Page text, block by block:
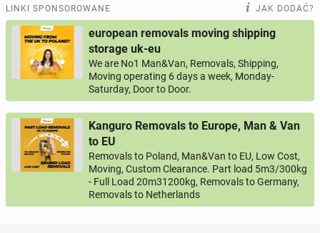
LINKI SPONSOROWANE JAK DODAĆ?
european removals moving shipping
storage uk-eu
We are No1 Man&Van, Removals, Shipping,
Moving operating 6 days a week, Monday-
Saturday, Door to Door.
Kanguro Removals to Europe, Man & Van
to EU
Removals to Poland, Man&Van to EU, Low Cost,
Moving, Custom Clearance. Part load 5m3/300kg
- Full Load 20m31200kg, Removals to Germany,
Removals to Netherlands